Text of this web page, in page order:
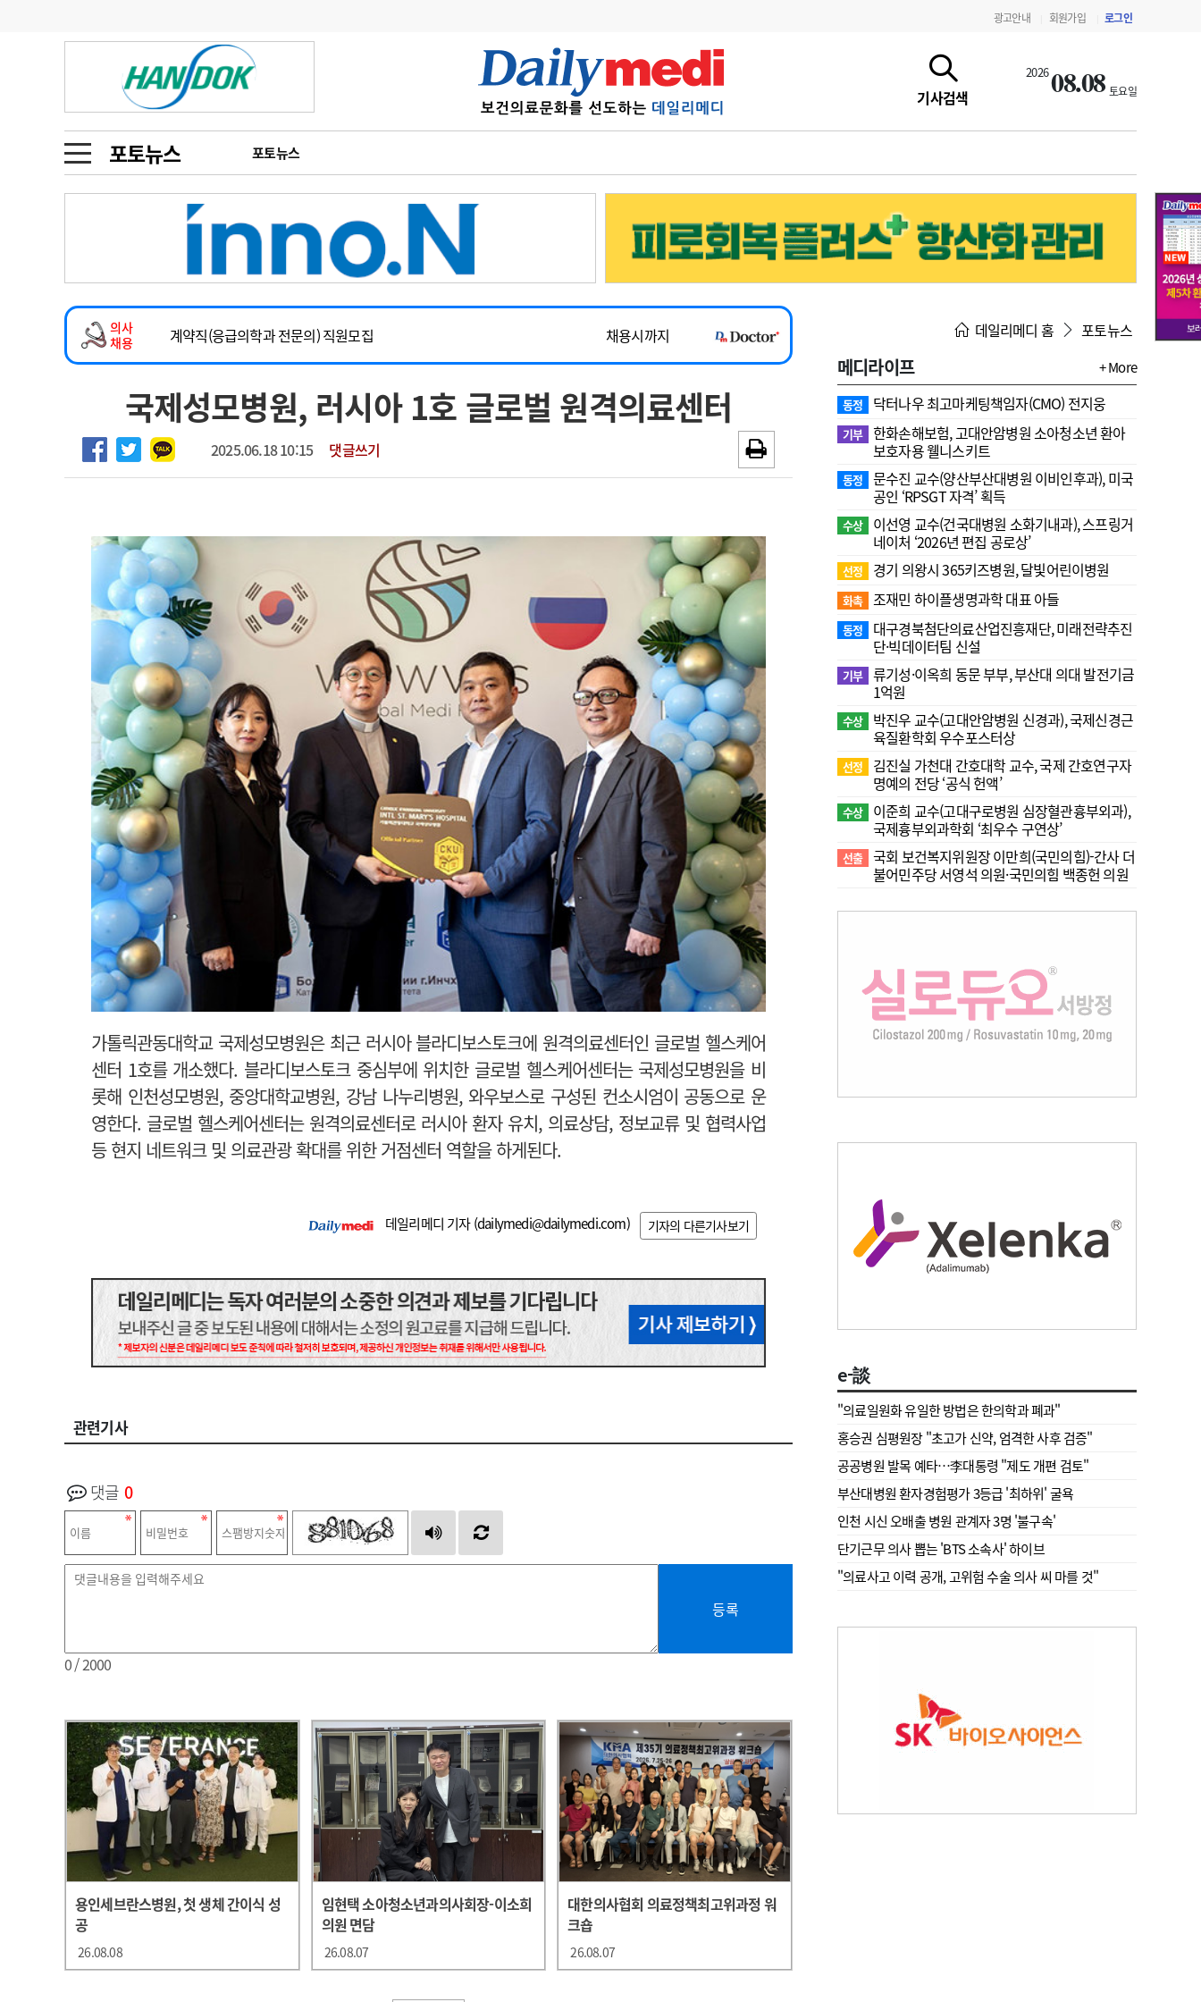
광고안내 회원가입 로그인
기사검색
202608.08 토요일
포토뉴스 포토뉴스
금주의 검색어
1
의사인력 수급 추계
3
AI의료
4
전공의 모집 결과
6
관리급여 실시
수련환경 개선
의과대학 입시
인사 사고
오피니언 수첩
인물 초대석
동영상뉴스
포토뉴스
메디 Hospital 지역병원 중소병원
인포메이션 행정처분 판례 정책/통계 공시 약제급여 심사 결과
고객센터 회사소개 법적고지 광고안내
의사
채용
2026년 하반기 인턴 모집
~2026-08-31
마취통증의학과 임기제 임상의사 채용
채용시까지
소아청소년과(소아응급전담) 계약직 의사 공개채용
채용시까지
하반기 전공의(레지던트1년차) 모집
~2026-08-15
2026년 하반기 인턴 모집
~2026-08-31
마취통증의학과 임기제 임상의사 채용
채용시까지
국제성모병원, 러시아 1호 글로벌 원격의료센터
2025.06.18 10:15 댓글쓰기
가톨릭관동대학교 국제성모병원은 최근 러시아 블라디보스토크에 원격의료센터인 글로벌 헬스케어
센터 1호를 개소했다. 블라디보스토크 중심부에 위치한 글로벌 헬스케어센터는 국제성모병원을 비
롯해 인천성모병원, 중앙대학교병원, 강남 나누리병원, 와우보스로 구성된 컨소시엄이 공동으로 운
영한다. 글로벌 헬스케어센터는 원격의료센터로 러시아 환자 유치, 의료상담, 정보교류 및 협력사업
등 현지 네트워크 및 의료관광 확대를 위한 거점센터 역할을 하게된다.
데일리메디 기자 (dailymedi@dailymedi.com) 기자의 다른기사보기
관련기사
댓글 0
등록
0/ 2000
용인세브란스병원, 첫 생체 간이식 성
공
26.08.08
임현택 소아청소년과의사회장-이소희
의원 면담
26.08.07
대한의사협회 의료정책최고위과정 워
크숍
26.08.07
데일리메디 홈 포토뉴스
메디라이프 + More
동정 닥터나우 최고마케팅책임자(CMO) 전지웅
기부 한화손해보험, 고대안암병원 소아청소년 환아
보호자용 웰니스키트
동정
문수진 교수( 양산부산대병원 이비인후과), 미국
공인 ‘RPSGT 자격’ 획득
수상
이선영 교수(건국대병원 소화기내과), 스프링거
네이처 ‘2026년 편집 공로상’
선정 경기 의왕시 365키즈병원, 달빛어린이병원
화촉 조재민 하이플생명과학 대표 아들
동정
대구경북첨단의료산업진흥재단, 미래전략추진
단·빅데이터팀 신설
기부 류기성·이옥희 동문 부부, 부산대 의대 발전기금
1억원
수상
박진우 교수(고대안암병원 신경과), 국제신경근
육질환학회 우수포스터상
선정
김진실 가천대 간호대학 교수, 국제 간호연구자
명예의 전당 ‘공식 헌액’
수상
이준희 교수(고대구로병원 심장혈관흉부외과),
국제흉부외과학회 ‘최우수 구연상’
선출 국회 보건복지위원장 이만희(국민의힘)-간사 더
불어민주당 서영석 의원·국민의힘 백종헌 의원
e-談
"의료일원화 유일한 방법은 한의학과 폐과"
홍승권 심평원장 " 초고가 신약, 엄격한 사후 검증"
공공병원 발목 예타…李대통령 "제도 개편 검토"
부산대병원 환자경험평가 3등급 '최하위' 굴욕
인천 시신 오배출 병원 관계자 3명 '불구속'
단기근무 의사 뽑는 'BTS 소속사' 하이브
"의료사고 이력 공개, 고위험 수술 의사 씨 마를 것"